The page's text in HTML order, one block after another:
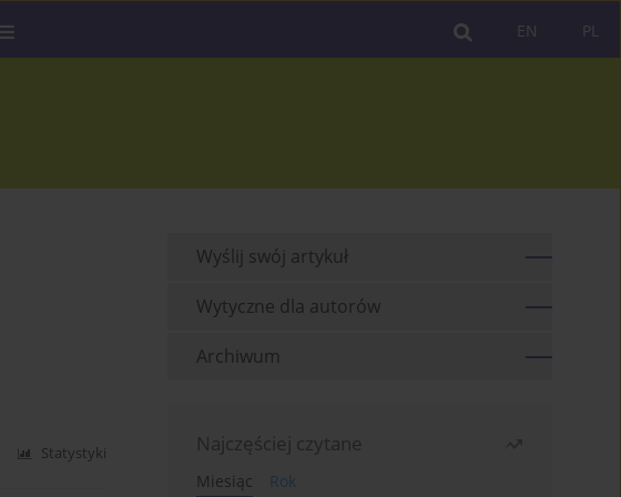
PL
EN
Statystyki
Wyślij swój artykuł
Wytyczne dla autorów
Archiwum
Najczęściej czytane
Miesiąc
Rok